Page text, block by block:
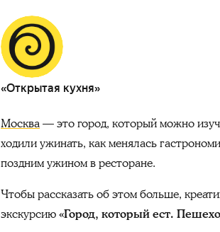
«Открытая кухня»
Москва— это город, который можно
ходили ужинать, как менялась
поздним ужином в ресторане.
Чтобы рассказать об этом больше,
экскурсию«Город, который ест.